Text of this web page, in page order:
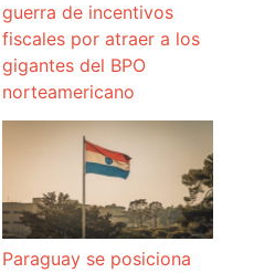
guerra de incentivos
fiscales por atraer a los
gigantes del BPO
norteamericano
Paraguay se posiciona